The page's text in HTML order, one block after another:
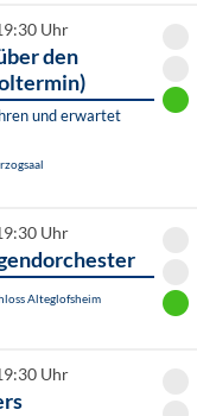
Uhr
den
und erwartet
Uhr
Alteglofsheim
Uhr